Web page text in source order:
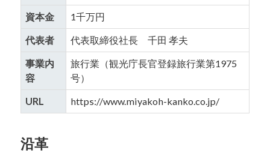
資本金 1千万円
代表者 代表取締役社長 千田 孝夫
事業内
容
旅行業（観光庁長官登録旅行業第1975
号）
URL https://www.miyakoh-kanko.co.jp/
沿革